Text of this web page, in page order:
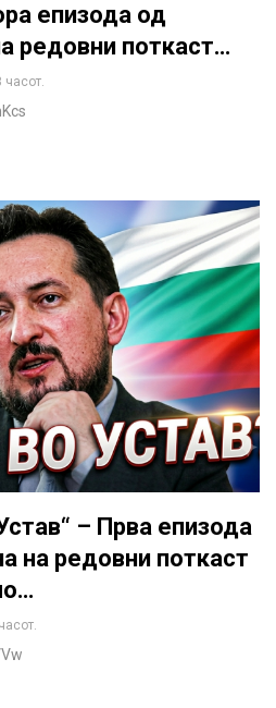
епизода од
редовни поткаст…
часот.
– Прва епизода
на редовни поткаст